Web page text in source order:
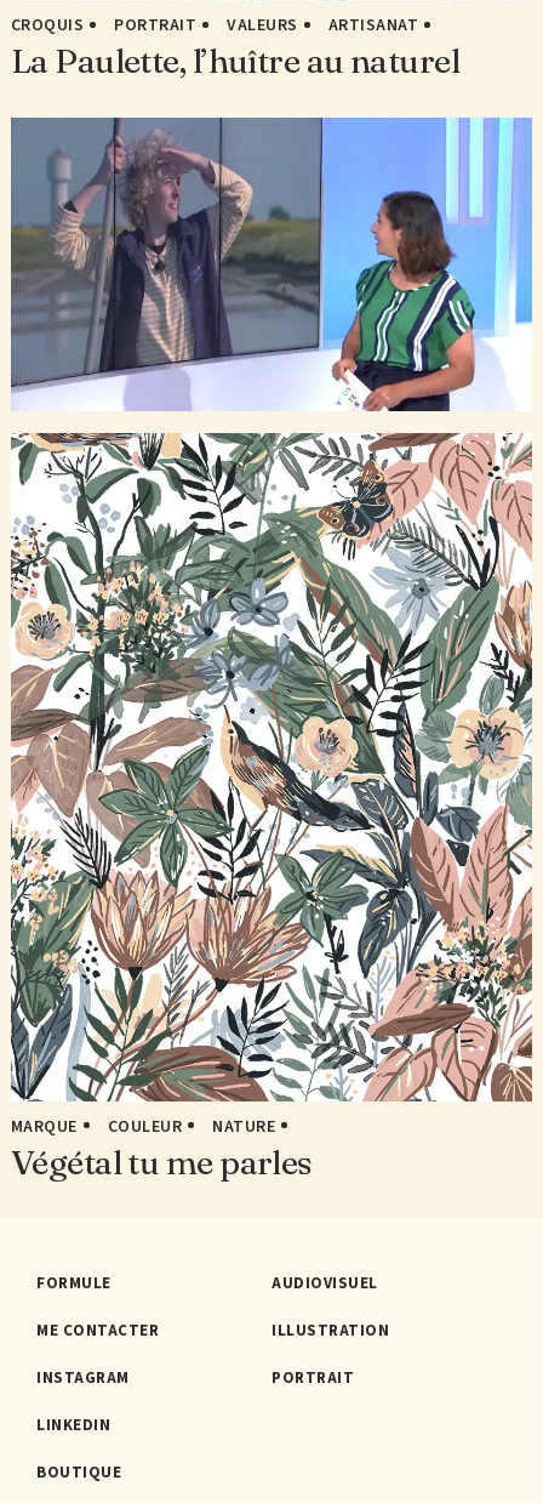
CROQUIS PORTRAIT VALEURS ARTISANAT
La Paulette, l’huître au naturel
MARQUE COULEUR NATURE
Végétal tu me parles
FORMULE
ME CONTACTER
INSTAGRAM
LINKEDIN
BOUTIQUE
AUDIOVISUEL
ILLUSTRATION
PORTRAIT